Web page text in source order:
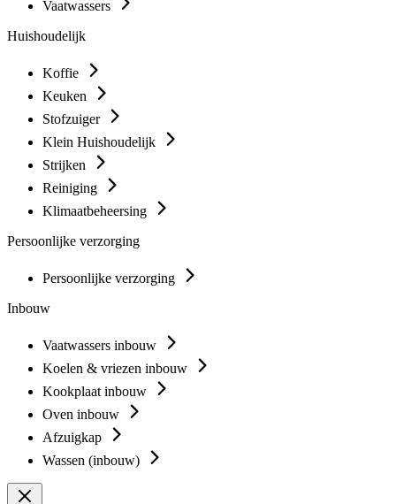
Vaatwassers
Huishoudelijk
Koffie
Keuken
Stofzuiger
Klein Huishoudelijk
Strijken
Reiniging
Klimaatbeheersing
Persoonlijke verzorging
Persoonlijke verzorging
Inbouw
Vaatwassers inbouw
Koelen & vriezen inbouw
Kookplaat inbouw
Oven inbouw
Afzuigkap
Wassen (inbouw)